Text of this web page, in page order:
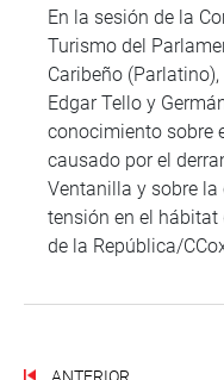
En la sesión de la
Turismo del
Caribeño
Edgar Tello y
conocimiento sobre
causado por el
Ventanilla y sobre
tensión en el hábitat
de la República/